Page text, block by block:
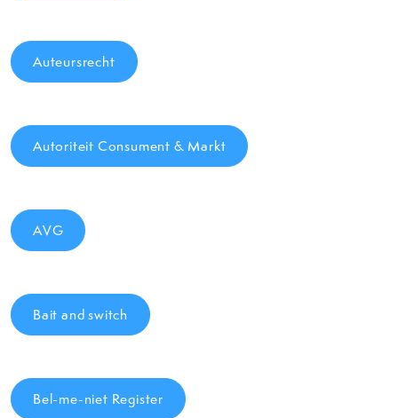
Auteursrecht
Autoriteit Consument & Markt
AVG
Bait and switch
Bel-me-niet Register